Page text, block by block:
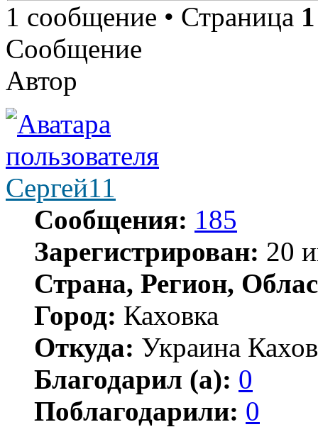
1 сообщение • Страница 1
Сообщение
Автор
Сергей11
Сообщения: 185
Зарегистрирован: 20
Страна, Регион,
Город: Каховка
Откуда: Украина
Благодарил (а): 0
Поблагодарили: 0